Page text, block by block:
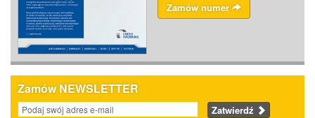
Zamów numer
Zamów NEWSLETTER
Zatwierdź